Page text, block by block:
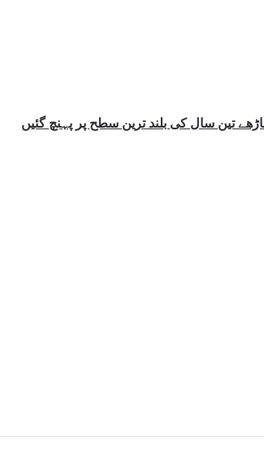
تین سال کی بلند ترین سطح پر پہنچ گئیں